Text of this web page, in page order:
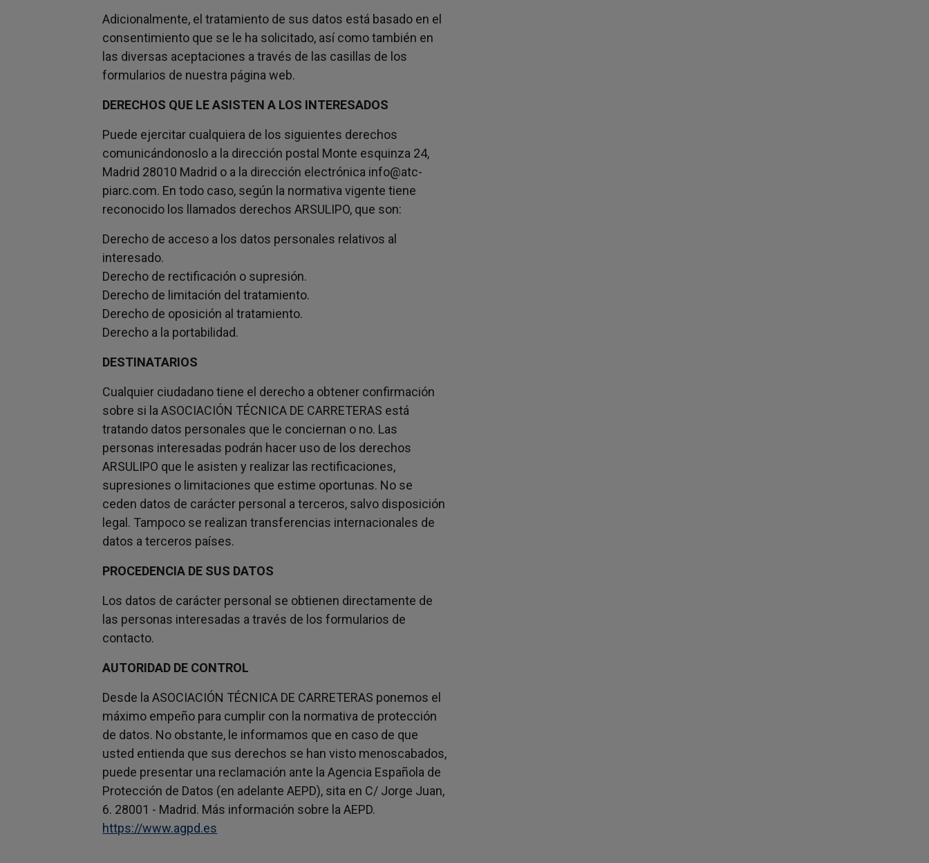
Adicionalmente, el tratamiento de sus datos está basado en el
consentimiento que se le ha solicitado, así como también en
las diversas aceptaciones a través de las casillas de los
formularios de nuestra página web.
DERECHOS QUE LE ASISTEN A LOS INTERESADOS
Puede ejercitar cualquiera de los siguientes derechos
comunicándonoslo a la dirección postal Monte esquinza 24,
Madrid 28010 Madrid o a la dirección electrónica info@atc-
piarc.com. En todo caso, según la normativa vigente tiene
reconocido los llamados derechos ARSULIPO, que son:
Derecho de acceso a los datos personales relativos al
interesado.
Derecho de rectificación o supresión.
Derecho de limitación del tratamiento.
Derecho de oposición al tratamiento.
Derecho a la portabilidad.
DESTINATARIOS
Cualquier ciudadano tiene el derecho a obtener confirmación
sobre si la ASOCIACIÓN TÉCNICA DE CARRETERAS está
tratando datos personales que le conciernan o no. Las
personas interesadas podrán hacer uso de los derechos
ARSULIPO que le asisten y realizar las rectificaciones,
supresiones o limitaciones que estime oportunas. No se
ceden datos de carácter personal a terceros, salvo disposición
legal. Tampoco se realizan transferencias internacionales de
datos a terceros países.
PROCEDENCIA DE SUS DATOS
Los datos de carácter personal se obtienen directamente de
las personas interesadas a través de los formularios de
contacto.
AUTORIDAD DE CONTROL
Desde la ASOCIACIÓN TÉCNICA DE CARRETERAS ponemos el
máximo empeño para cumplir con la normativa de protección
de datos. No obstante, le informamos que en caso de que
usted entienda que sus derechos se han visto menoscabados,
puede presentar una reclamación ante la Agencia Española de
Protección de Datos (en adelante AEPD), sita en C/ Jorge Juan,
6. 28001 - Madrid. Más información sobre la AEPD.
https://www.agpd.es